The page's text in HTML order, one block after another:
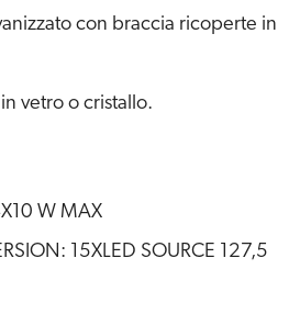
con braccia ricoperte in
vetro o cristallo.
W MAX
15XLED SOURCE 127,5